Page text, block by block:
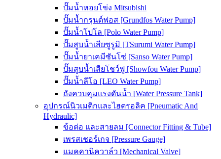
ปั๊มน้ำหอยโข่ง Mitsubishi
ปั๊มน้ำกรุนด์ฟอส [Grundfos Water Pump]
ปั๊มน้ำโปโล [Polo Water Pump]
ปั๊มสูบน้ำเสียซูรูมิ [TSurumi Water Pump]
ปั๊มน้ำยาเคมีซันโซ่ [Sanso Water Pump]
ปั๊มสูบน้ำเสียโชว์ฟู [Showfou Water Pump]
ปั๊มน้ำลีโอ [LEO Water Pump]
ถังควบคุมแรงดันน้ำ [Water Pressure Tank]
อุปกรณ์นิวเมติกและไฮดรอลิค [Pneumatic And
Hydraulic]
ข้อต่อ และสายลม [Connector Fitting & Tube]
เพรสเชอร์เกจ [Pressure Gauge]
แมคคานิควาล์ว [Mechanical Valve]